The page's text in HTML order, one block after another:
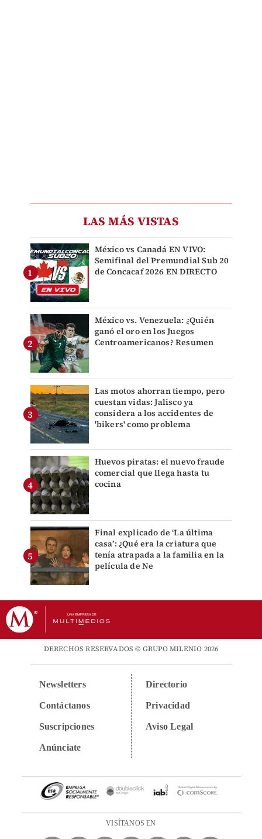
LAS MÁS VISTAS
México vs Canadá EN VIVO:
Semifinal del Premundial Sub 20
de Concacaf 2026 EN DIRECTO
México vs. Venezuela: ¿Quién
ganó el oro en los Juegos
Centroamericanos? Resumen
Las motos ahorran tiempo, pero
cuestan vidas: Jalisco ya
considera a los accidentes de
'bikers' como problema
Huevos piratas: el nuevo fraude
comercial que llega hasta tu
cocina
Final explicado de ‘La última
casa’: ¿Qué era la criatura que
tenía atrapada a la familia en la
película de Ne
DERECHOS RESERVADOS © GRUPO MILENIO 2026
Newsletters
Contáctanos
Suscripciones
Anúnciate
Directorio
Privacidad
Aviso Legal
VISÍTANOS EN